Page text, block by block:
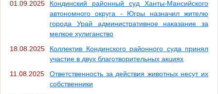
01.09.2025
Кондинский районный суд Ханты-Мансийского
автономного округа - Югры назначил жителю
города Урай административное наказание за
мелкое хулиганство
18.08.2025
Коллектив Кондинского районного суда принял
участие в двух благотворительных акциях
11.08.2025
Ответственность за действия животных несут их
собственники